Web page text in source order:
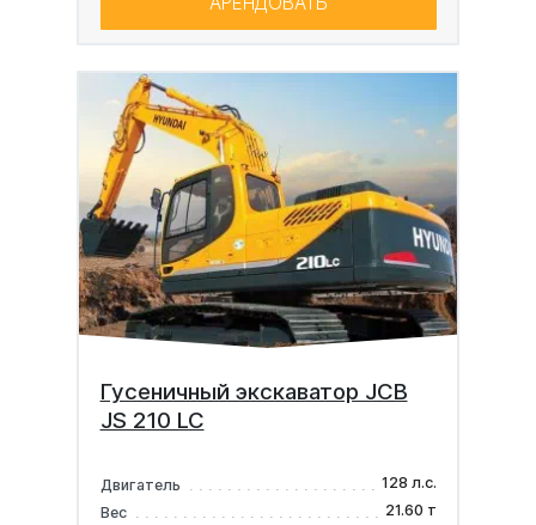
Гусеничный экскаватор JCB
JS 210 LC
Двигатель
128 л.с.
Вес
21.60 т